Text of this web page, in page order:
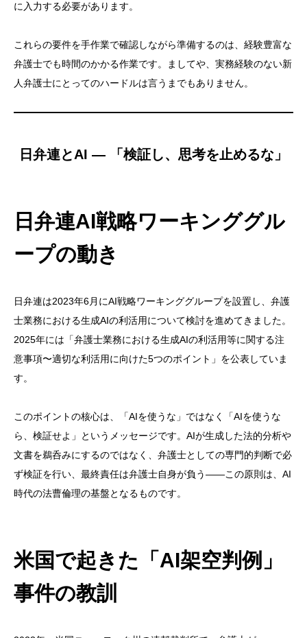
に入力する必要があります。
これらの要件を手作業で確認しながら準備するのは、経験豊富な
弁護士でも時間のかかる作業です。ましてや、実務経験のない新
人弁護士にとってのハードルは言うまでもありません。
日弁連とAI — 「検証し、思考を止めるな」
日弁連AI戦略ワーキンググル
ープの動き
日弁連は2023年6月にAI戦略ワーキンググループを設置し、弁護
士業務における生成AIの利活用について検討を進めてきました。
2025年には「弁護士業務における生成AIの利活用等に関する注
意事項〜適切な利活用に向けた5つのポイント」を公表していま
す。
このポイントの核心は、「AIを使うな」ではなく「AIを使うな
ら、検証せよ」というメッセージです。AIが生成した法的分析や
文書を鵜呑みにするのではなく、弁護士としての専門的判断で必
ず検証を行い、最終責任は弁護士自身が負う——この原則は、AI
時代の法曹倫理の基盤となるものです。
米国で起きた「AI架空判例」
事件の教訓